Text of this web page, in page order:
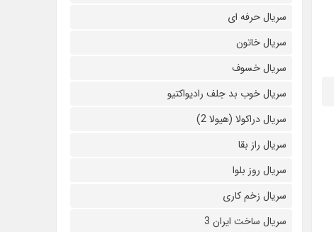
سریال حرفه ای
سریال خاتون
سریال خسوف
سریال خوب بد جلف رادیواکتیو
سریال دراکولا (هیولا 2)
سریال راز بقا
سریال روز بلوا
سریال زخم کاری
سریال ساخت ایران 3